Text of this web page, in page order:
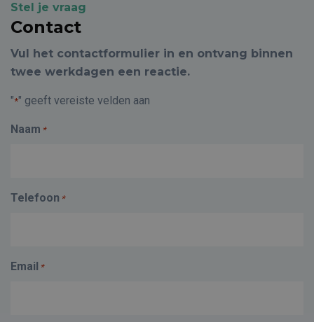
Stel je vraag
Contact
Vul het contactformulier in en ontvang binnen
twee werkdagen een reactie.
"*" geeft vereiste velden aan
Naam *
Telefoon *
Email *